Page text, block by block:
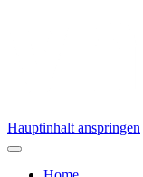
Hauptinhalt anspringen